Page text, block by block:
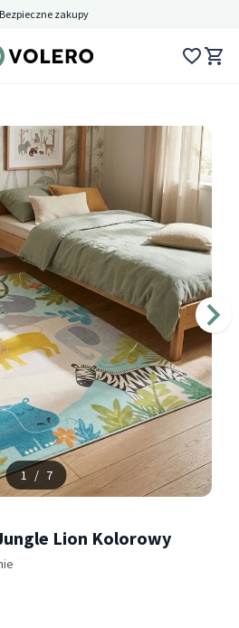
Bezpieczne zakupy
1 / 7
Lion Kolorowy